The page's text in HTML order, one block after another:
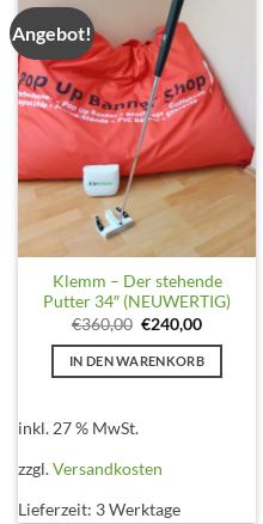
Angebot!
Klemm – Der stehende
Putter 34″ (NEUWERTIG)
€360,00 Ursprünglicher
war:
€360,00
€240,00Aktueller
ist:
€240,00.
IN DEN WARENKORB
inkl. 27 % MwSt.
zzgl.Versandkosten
Lieferzeit: 3 Werktage